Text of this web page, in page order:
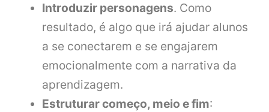
Introduzir personagens. Como
resultado, é algo que irá ajudar alunos
a se conectarem e se engajarem
emocionalmente com a narrativa da
aprendizagem.
Estruturar começo, meio e fim: